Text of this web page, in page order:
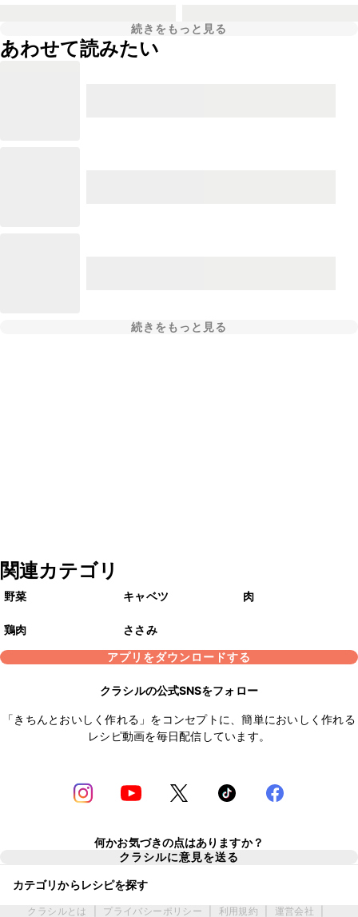
続きをもっと見る
あわせて読みたい
続きをもっと見る
関連カテゴリ
野菜 キャベツ 肉
鶏肉
ささみ
アプリをダウンロードする
クラシルの公式SNSをフォロー
「きちんとおいしく作れる」をコンセプトに、簡単においしく作れる
レシピ動画を毎日配信しています。
何かお気づきの点はありますか？
クラシルに意見を送る
カテゴリからレシピを探す
クラシルとは プライバシーポリシー 利用規約 運営会社